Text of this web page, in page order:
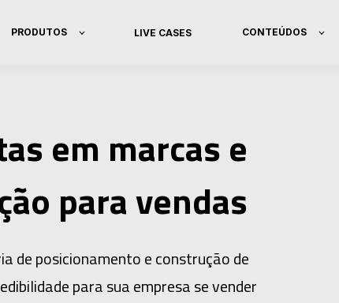
PRODUTOS LIVE CASES CONTEÚDOS
em marcas e
para vendas
de posicionamento e construção de
para sua empresa se vender